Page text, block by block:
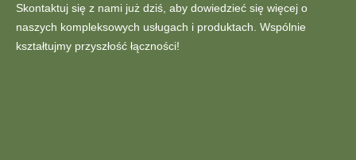
Skontaktuj się z nami już dziś, aby dowiedzieć się więcej o
naszych kompleksowych usługach i produktach. Wspólnie
kształtujmy przyszłość łączności!